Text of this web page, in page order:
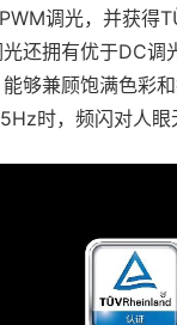
调光，并获得
还拥有优于DC调
够兼顾饱满色彩
时，频闪对人眼